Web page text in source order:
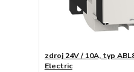
zdroj 24V / 10A, typ
Electric